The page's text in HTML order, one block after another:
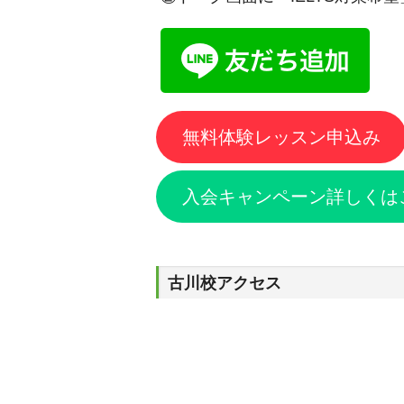
無料体験レッスン申込み
入会キャンペーン詳しくは
古川校アクセス